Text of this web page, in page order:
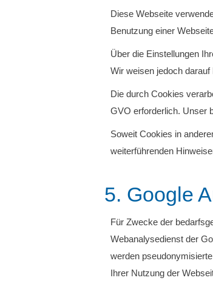
Diese Webseite
Benutzung einer
Über die Einstellungen
Wir weisen jedoch
Die durch Cookies
GVO erforderlich. Unser
Soweit Cookies in
weiterführenden
5. Google
Für Zwecke der
Webanalysedienst der
werden
Ihrer Nutzung der